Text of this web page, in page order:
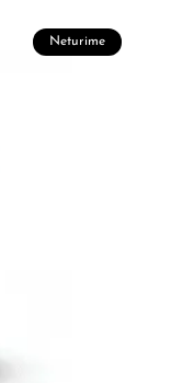
Neturime